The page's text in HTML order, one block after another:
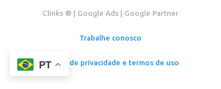
Clinks ®️ | Google Ads | Google Partner
Trabalhe conosco
Política de privacidade e termos de uso
PT